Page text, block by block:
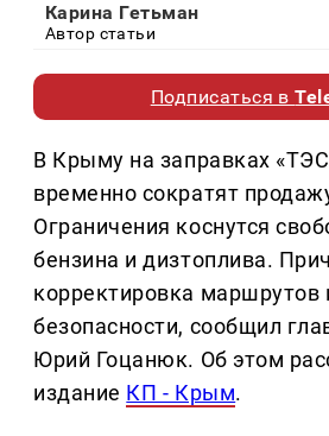
Карина Гетьман
Автор статьи
Подписаться в
В Крыму на заправках
временно сократят
Ограничения коснутся
бензина и дизтоплива.
корректировка маршрутов
безопасности, сообщил
Юрий Гоцанюк. Об этом
издание КП - Крым.